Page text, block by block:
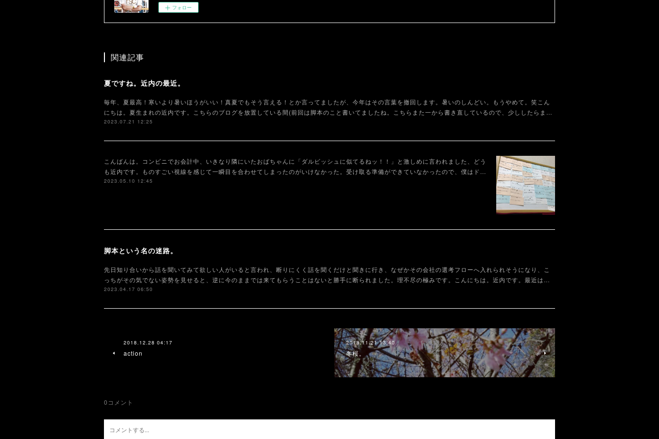
フォロー
関連記事
夏ですね。近内の最近。
毎年、夏最高！寒いより暑いほうがいい！真夏でもそう言える！とか言ってましたが、今年はその言葉を撤回します。暑いのしんどい。もうやめて。笑こん
にちは。夏生まれの近内です。こちらのブログを放置している間(前回は脚本のこと書いてましたね。こちらまた一から書き直しているので、少ししたらま…
2023.07.21 12:25
こんばんは。コンビニでお会計中、いきなり隣にいたおばちゃんに「ダルビッシュに似てるねッ！！」と激しめに言われました、どう
も近内です。ものすごい視線を感じて一瞬目を合わせてしまったのがいけなかった。受け取る準備ができていなかったので、僕はド…
2023.05.10 12:45
脚本という名の迷路。
先日知り合いから話を聞いてみて欲しい人がいると言われ、断りにくく話を聞くだけと聞きに行き、なぜかその会社の選考フローへ入れられそうになり、こ
っちがその気でない姿勢を見せると、逆に今のままでは来てもらうことはないと勝手に断られました。理不尽の極みです。こんにちは。近内です。最近は…
2023.04.17 06:50
2018.12.28 04:17
action
2018.11.21 13:40
冬桜。
0 コメント